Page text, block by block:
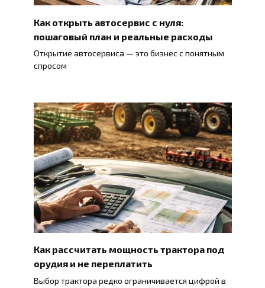
Как открыть автосервис с нуля:
пошаговый план и реальные расходы
Открытие автосервиса — это бизнес с понятным
спросом
Как рассчитать мощность трактора под
орудия и не переплатить
Выбор трактора редко ограничивается цифрой в